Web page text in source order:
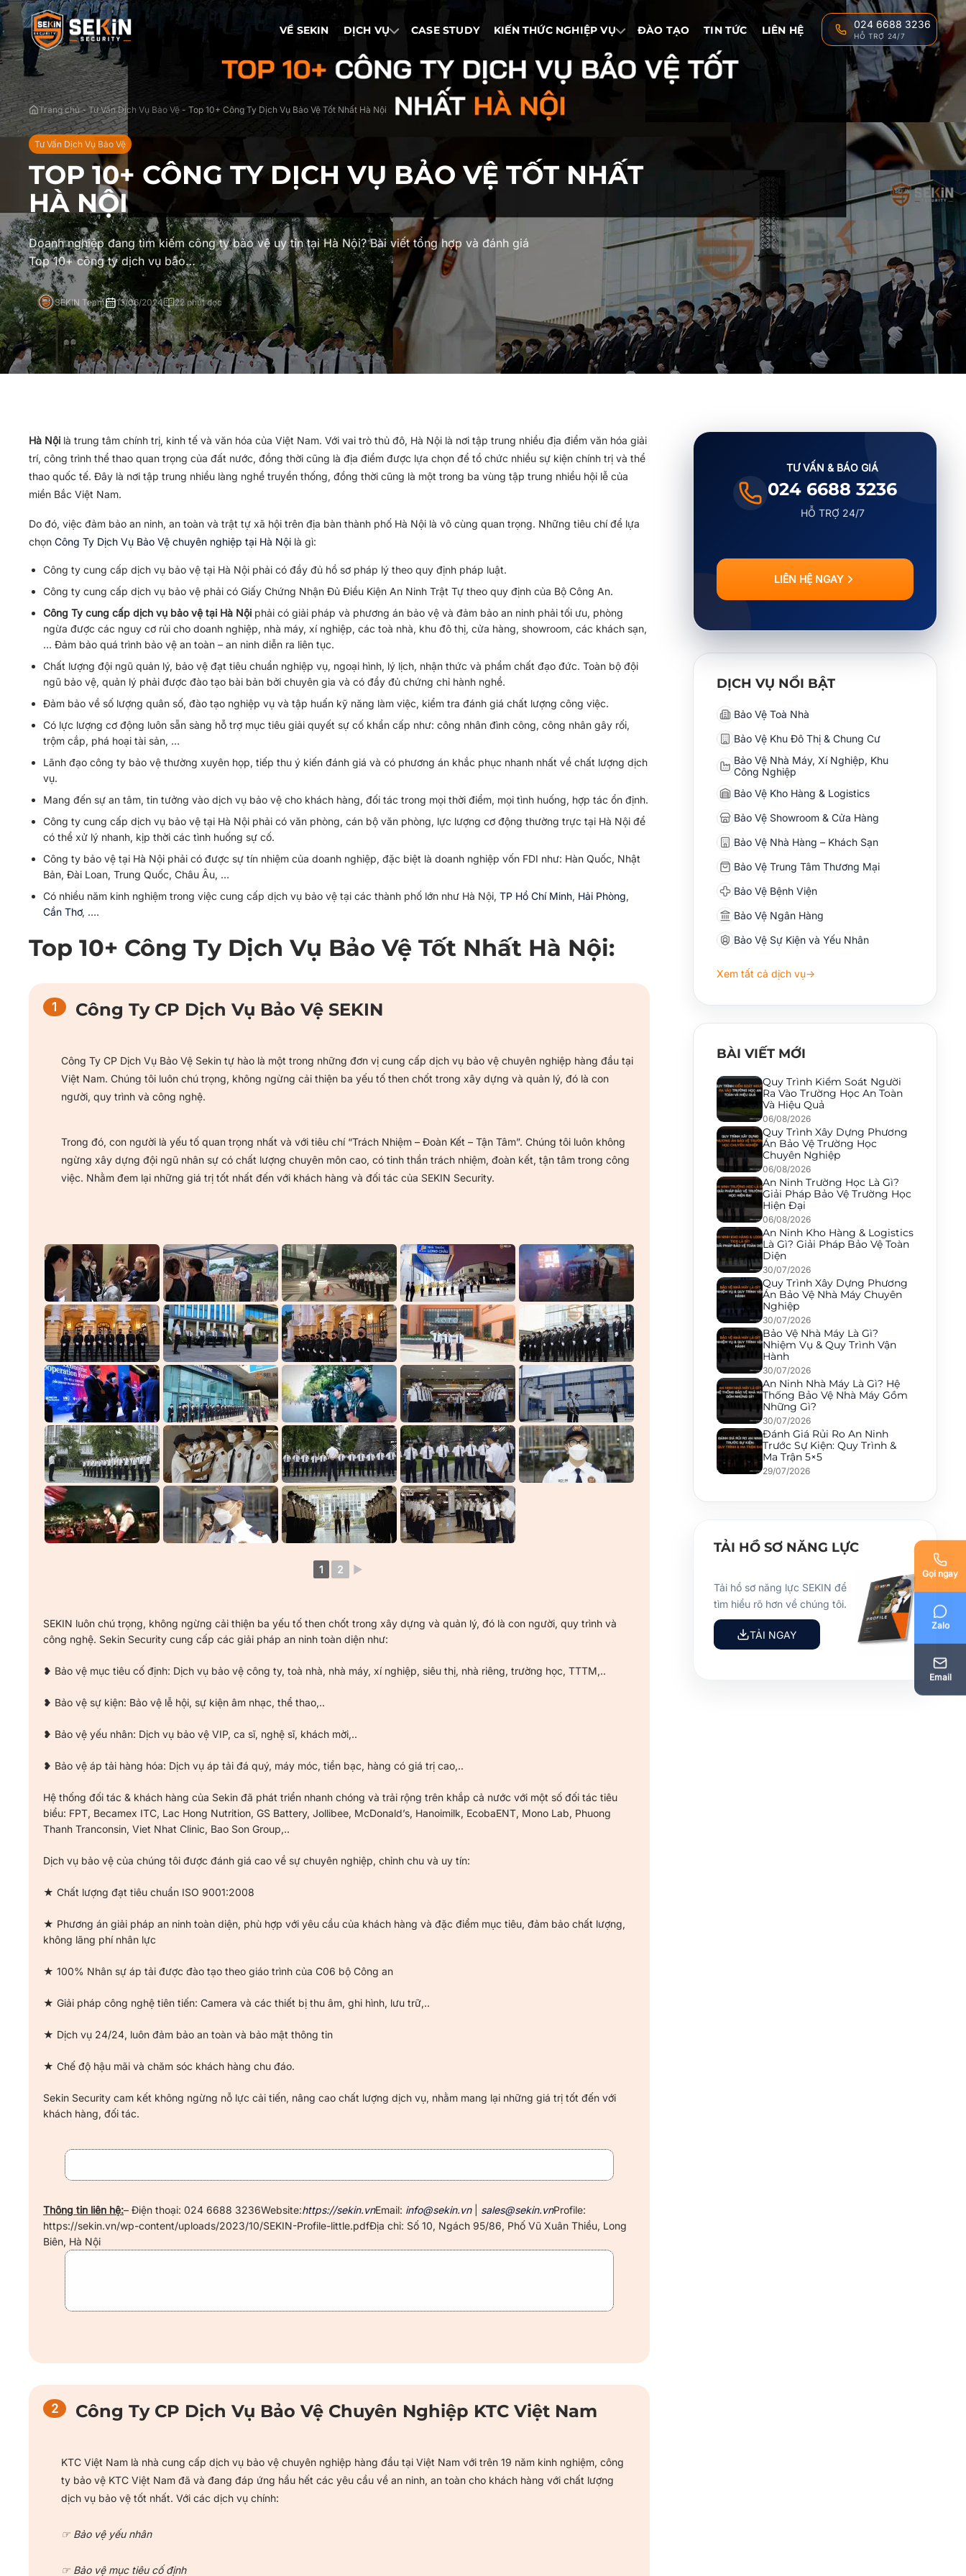
VỀ SEKIN DỊCH VỤ CASE STUDY KIẾN THỨC NGHIỆP VỤ ĐÀO TẠO TIN TỨC LIÊN HỆ 024 6688 3236
HỖ TRỢ 24/7
Gọi ngay
Zalo
Email
Trang chủ-Tư Vấn Dịch Vụ Bảo Vệ - Top 10+ Công Ty Dịch Vụ Bảo Vệ Tốt Nhất Hà Nội
Tư Vấn Dịch Vụ Bảo Vệ
TOP 10+ CÔNG TY DỊCH VỤ BẢO VỆ TỐT NHẤT
HÀ NỘI
Doanh nghiệp đang tìm kiếm công ty bảo vệ uy tín tại Hà Nội? Bài viết tổng hợp và đánh giá
Top 10+ công ty dịch vụ bảo…
SEKIN Team 13/06/2024 22 phút đọc
Hà Nội là trung tâm chính trị, kinh tế và văn hóa của Việt Nam. Với vai trò thủ đô, Hà Nội là nơi tập trung nhiều địa điểm văn hóa giải
trí, công trình thể thao quan trọng của đất nước, đồng thời cũng là địa điểm được lựa chọn để tổ chức nhiều sự kiện chính trị và thể
thao quốc tế. Đây là nơi tập trung nhiều làng nghề truyền thống, đồng thời cũng là một trong ba vùng tập trung nhiều hội lễ của
miền Bắc Việt Nam.
Do đó, việc đảm bảo an ninh, an toàn và trật tự xã hội trên địa bàn thành phố Hà Nội là vô cùng quan trọng. Những tiêu chí để lựa
chọn Công Ty Dịch Vụ Bảo Vệ chuyên nghiệp tại Hà Nội là gì:
Công ty cung cấp dịch vụ bảo vệ tại Hà Nội phải có đầy đủ hồ sơ pháp lý theo quy định pháp luật.
Công ty cung cấp dịch vụ bảo vệ phải có Giấy Chứng Nhận Đủ Điều Kiện An Ninh Trật Tự theo quy định của Bộ Công An.
Công Ty cung cấp dịch vụ bảo vệ tại Hà Nội phải có giải pháp và phương án bảo vệ và đảm bảo an ninh phải tối ưu, phòng
ngừa được các nguy cơ rủi cho doanh nghiệp, nhà máy, xí nghiệp, các toà nhà, khu đô thị, cửa hàng, showroom, các khách sạn,
… Đảm bảo quá trình bảo vệ an toàn – an ninh diễn ra liên tục.
Chất lượng đội ngũ quản lý, bảo vệ đạt tiêu chuẩn nghiệp vụ, ngoại hình, lý lịch, nhận thức và phẩm chất đạo đức. Toàn bộ đội
ngũ bảo vệ, quản lý phải được đào tạo bài bản bởi chuyên gia và có đầy đủ chứng chỉ hành nghề.
Đảm bảo về số lượng quân số, đào tạo nghiệp vụ và tập huấn kỹ năng làm việc, kiểm tra đánh giá chất lượng công việc.
Có lực lượng cơ động luôn sẵn sàng hỗ trợ mục tiêu giải quyết sự cố khẩn cấp như: công nhân đình công, công nhân gây rối,
trộm cắp, phá hoại tài sản, …
Lãnh đạo công ty bảo vệ thường xuyên họp, tiếp thu ý kiến đánh giá và có phương án khắc phục nhanh nhất về chất lượng dịch
vụ.
Mang đến sự an tâm, tin tưởng vào dịch vụ bảo vệ cho khách hàng, đối tác trong mọi thời điểm, mọi tình huống, hợp tác ổn định.
Công ty cung cấp dịch vụ bảo vệ tại Hà Nội phải có văn phòng, cán bộ văn phòng, lực lượng cơ động thường trực tại Hà Nội để
có thể xử lý nhanh, kịp thời các tình huống sự cố.
Công ty bảo vệ tại Hà Nội phải có được sự tín nhiệm của doanh nghiệp, đặc biệt là doanh nghiệp vốn FDI như: Hàn Quốc, Nhật
Bản, Đài Loan, Trung Quốc, Châu Âu, …
Có nhiều năm kinh nghiệm trong việc cung cấp dịch vụ bảo vệ tại các thành phố lớn như Hà Nội, TP Hồ Chí Minh, Hải Phòng,
Cần Thơ, ….
Top 10+ Công Ty Dịch Vụ Bảo Vệ Tốt Nhất Hà Nội:
Công Ty CP Dịch Vụ Bảo Vệ SEKIN
Công Ty CP Dịch Vụ Bảo Vệ Sekin tự hào là một trong những đơn vị cung cấp dịch vụ bảo vệ chuyên nghiệp hàng đầu tại
Việt Nam. Chúng tôi luôn chú trọng, không ngừng cải thiện ba yếu tố then chốt trong xây dựng và quản lý, đó là con
người, quy trình và công nghệ.
Trong đó, con người là yếu tố quan trọng nhất và với tiêu chí “Trách Nhiệm – Đoàn Kết – Tận Tâm”. Chúng tôi luôn không
ngừng xây dựng đội ngũ nhân sự có chất lượng chuyên môn cao, có tinh thần trách nhiệm, đoàn kết, tận tâm trong công
việc. Nhằm đem lại những giá trị tốt nhất đến với khách hàng và đối tác của SEKIN Security.
1 2 ►
SEKIN luôn chú trọng, không ngừng cải thiện ba yếu tố then chốt trong xây dựng và quản lý, đó là con người, quy trình và
công nghệ. Sekin Security cung cấp các giải pháp an ninh toàn diện như:
❥ Bảo vệ mục tiêu cố định: Dịch vụ bảo vệ công ty, toà nhà, nhà máy, xí nghiệp, siêu thị, nhà riêng, trường học, TTTM,..
❥ Bảo vệ sự kiện: Bảo vệ lễ hội, sự kiện âm nhạc, thể thao,..
❥ Bảo vệ yếu nhân: Dịch vụ bảo vệ VIP, ca sĩ, nghệ sĩ, khách mời,..
❥ Bảo vệ áp tải hàng hóa: Dịch vụ áp tải đá quý, máy móc, tiền bạc, hàng có giá trị cao,..
Hệ thống đối tác & khách hàng của Sekin đã phát triển nhanh chóng và trải rộng trên khắp cả nước với một số đối tác tiêu
biểu: FPT, Becamex ITC, Lac Hong Nutrition, GS Battery, Jollibee, McDonald’s, Hanoimilk, EcobaENT, Mono Lab, Phuong
Thanh Tranconsin, Viet Nhat Clinic, Bao Son Group,..
Dịch vụ bảo vệ của chúng tôi được đánh giá cao về sự chuyên nghiệp, chỉnh chu và uy tín:
★ Chất lượng đạt tiêu chuẩn ISO 9001:2008
★ Phương án giải pháp an ninh toàn diện, phù hợp với yêu cầu của khách hàng và đặc điểm mục tiêu, đảm bảo chất lượng,
không lãng phí nhân lực
★ 100% Nhân sự áp tải được đào tạo theo giáo trình của C06 bộ Công an
★ Giải pháp công nghệ tiên tiến: Camera và các thiết bị thu âm, ghi hình, lưu trữ,..
★ Dịch vụ 24/24, luôn đảm bảo an toàn và bảo mật thông tin
★ Chế độ hậu mãi và chăm sóc khách hàng chu đáo.
Sekin Security cam kết không ngừng nỗ lực cải tiến, nâng cao chất lượng dịch vụ, nhằm mang lại những giá trị tốt đến với
khách hàng, đối tác.
Thông tin liên hệ:– Điện thoại: 024 6688 3236Website:https://sekin.vnEmail: info@sekin.vn| sales@sekin.vnProfile:
https://sekin.vn/wp-content/uploads/2023/10/SEKIN-Profile-little.pdfĐịa chỉ: Số 10, Ngách 95/86, Phố Vũ Xuân Thiều, Long
Biên, Hà Nội
Công Ty CP Dịch Vụ Bảo Vệ Chuyên Nghiệp KTC Việt Nam
KTC Việt Nam là nhà cung cấp dịch vụ bảo vệ chuyên nghiệp hàng đầu tại Việt Nam với trên 19 năm kinh nghiệm, công
ty bảo vệ KTC Việt Nam đã và đang đáp ứng hầu hết các yêu cầu về an ninh, an toàn cho khách hàng với chất lượng
dịch vụ bảo vệ tốt nhất. Với các dịch vụ chính:
☞ Bảo vệ yếu nhân
☞ Bảo vệ mục tiêu cố định
TƯ VẤN & BÁO GIÁ
024 6688 3236
HỖ TRỢ 24/7
LIÊN HỆ NGAY
DỊCH VỤ NỔI BẬT
Bảo Vệ Toà Nhà
Bảo Vệ Khu Đô Thị & Chung Cư
Bảo Vệ Nhà Máy, Xí Nghiệp, Khu
Công Nghiệp
Bảo Vệ Kho Hàng & Logistics
Bảo Vệ Showroom & Cửa Hàng
Bảo Vệ Nhà Hàng – Khách Sạn
Bảo Vệ Trung Tâm Thương Mại
Bảo Vệ Bệnh Viện
Bảo Vệ Ngân Hàng
Bảo Vệ Sự Kiện và Yếu Nhân
Xem tất cả dịch vụ→
BÀI VIẾT MỚI
Quy Trình Kiểm Soát Người
Ra Vào Trường Học An Toàn
Và Hiệu Quả
06/08/2026
Quy Trình Xây Dựng Phương
Án Bảo Vệ Trường Học
Chuyên Nghiệp
06/08/2026
An Ninh Trường Học Là Gì?
Giải Pháp Bảo Vệ Trường Học
Hiện Đại
06/08/2026
An Ninh Kho Hàng & Logistics
Là Gì? Giải Pháp Bảo Vệ Toàn
Diện
30/07/2026
Quy Trình Xây Dựng Phương
Án Bảo Vệ Nhà Máy Chuyên
Nghiệp
30/07/2026
Bảo Vệ Nhà Máy Là Gì?
Nhiệm Vụ & Quy Trình Vận
Hành
30/07/2026
An Ninh Nhà Máy Là Gì? Hệ
Thống Bảo Vệ Nhà Máy Gồm
Những Gì?
30/07/2026
Đánh Giá Rủi Ro An Ninh
Trước Sự Kiện: Quy Trình &
Ma Trận 5×5
29/07/2026
TẢI HỒ SƠ NĂNG LỰC
Tải hồ sơ năng lực SEKIN để
tìm hiểu rõ hơn về chúng tôi.
TẢI NGAY